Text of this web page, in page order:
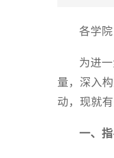
各学院
为进
量，深入
动，现就
一、